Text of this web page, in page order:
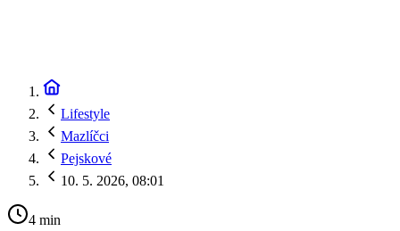
Lifestyle
Mazlíčci
Pejskové
10. 5. 2026, 08:01
4 min